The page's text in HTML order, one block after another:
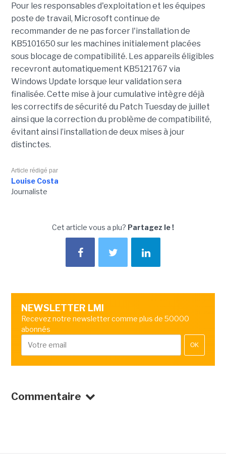
Pour les responsables d'exploitation et les équipes
poste de travail, Microsoft continue de
recommander de ne pas forcer l'installation de
KB5101650 sur les machines initialement placées
sous blocage de compatibilité. Les appareils éligibles
recevront automatiquement KB5121767 via
Windows Update lorsque leur validation sera
finalisée. Cette mise à jour cumulative intègre déjà
les correctifs de sécurité du Patch Tuesday de juillet
ainsi que la correction du problème de compatibilité,
évitant ainsi l’installation de deux mises à jour
distinctes.
Article rédigé par
Louise Costa
Journaliste
Cet article vous a plu? Partagez le !
NEWSLETTER LMI
Recevez notre newsletter comme plus de 50000
abonnés
OK
Commentaire